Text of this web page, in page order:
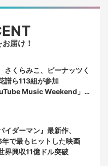
届け！
さくらみこ、ピーナッツく
譜ら113組が参加
Music Weekend」開
イダーマン』最新作、
で最もヒットした映画
興収11億ドル突破